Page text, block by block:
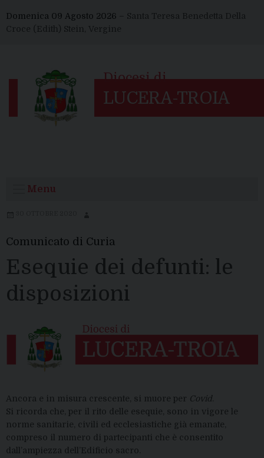
to
content
Domenica 09 Agosto 2026 – Santa Teresa Benedetta Della
Croce (Edith) Stein, Vergine
Menu
Comunicato di Curia
Esequie dei defunti: le
disposizioni
Ancora e in misura crescente, si muore per Covid
Si ricorda che, per il rito delle esequie, sono in vigore le
norme sanitarie, civili ed ecclesiastiche già emanate,
compreso il numero di partecipanti che è consentito
dall’ampiezza dell’Edificio sacro.